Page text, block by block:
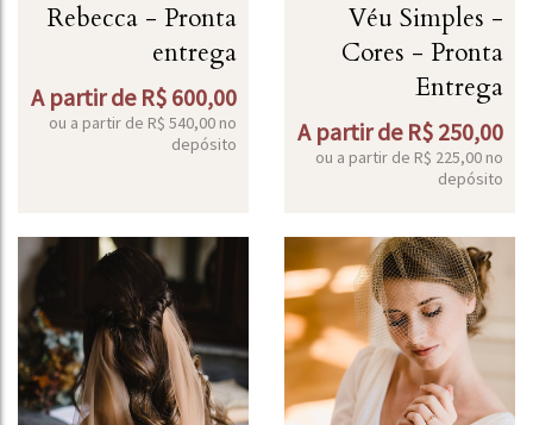
Rebecca - Pronta
entrega
A partir de R$ 600,00
ou a partir de R$ 540,00 no
depósito
Véu Simples -
Cores - Pronta
Entrega
A partir de R$ 250,00
ou a partir de R$ 225,00 no
depósito